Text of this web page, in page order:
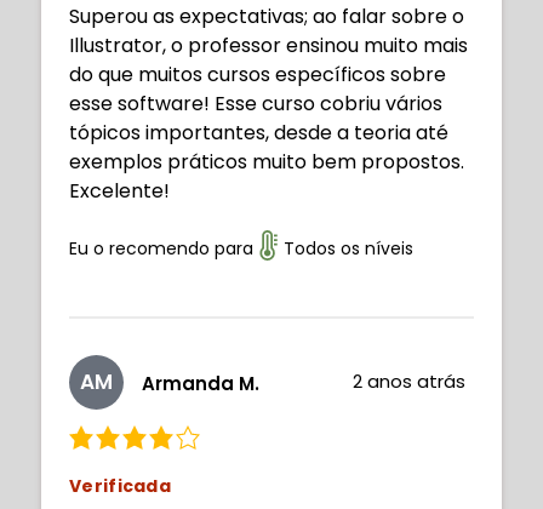
Superou as expectativas; ao falar sobre o
Illustrator, o professor ensinou muito mais
do que muitos cursos específicos sobre
esse software! Esse curso cobriu vários
tópicos importantes, desde a teoria até
exemplos práticos muito bem propostos.
Excelente!
Eu o recomendo para Todos os níveis
AM Armanda M. 2 anos atrás
Verificada